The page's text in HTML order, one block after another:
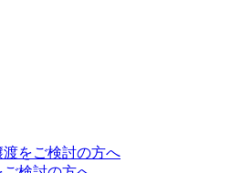
をご検討の方へ